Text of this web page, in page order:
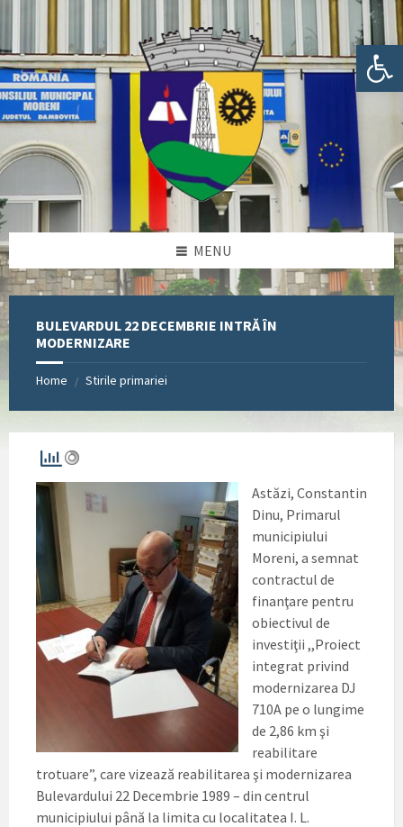
sidebar
sidebar
MENU
BULEVARDUL 22 DECEMBRIE INTRĂ ÎN
MODERNIZARE
Home / Stirile primariei
Astăzi, Constantin
Dinu, Primarul
municipiului
Moreni, a semnat
contractul de
finanţare pentru
obiectivul de
investiţii ,,Proiect
integrat privind
modernizarea DJ
710A pe o lungime
de 2,86 km şi
reabilitare
trotuare”, care vizează reabilitarea şi modernizarea
Bulevardului 22 Decembrie 1989 – din centrul
municipiului până la limita cu localitatea I. L.
Deschide bara de unelte